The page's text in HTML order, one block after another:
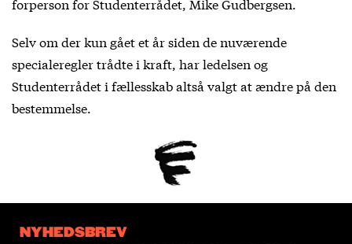
forperson for Studenterrådet, Mike Gudbergsen.
Selv om der kun gået et år siden de nuværende
specialeregler trådte i kraft, har ledelsen og
Studenterrådet i fællesskab altså valgt at ændre på den
bestemmelse.
NYHEDSBREV